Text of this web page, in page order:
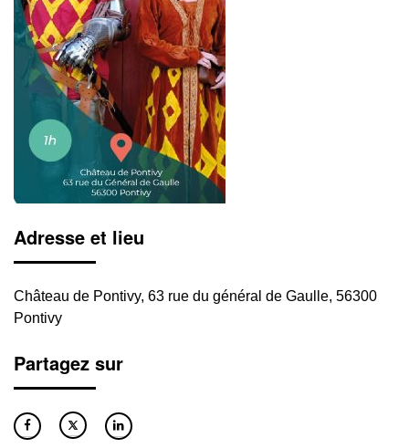
Adresse et lieu
Château de Pontivy, 63 rue du général de Gaulle, 56300
Pontivy
Partagez sur